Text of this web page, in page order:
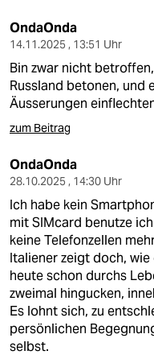
OndaOnda
14.11.2025 , 13:51 Uhr
Bin zwar nicht
Russland betonen, und
Äusserungen
zum Beitrag
OndaOnda
28.10.2025 , 14:30 Uhr
Ich habe kein
mit SIMcard benutze
keine Telefonzellen
Italiener zeigt doch,
heute schon durchs
zweimal hingucken,
Es lohnt sich, zu
persönlichen
selbst.